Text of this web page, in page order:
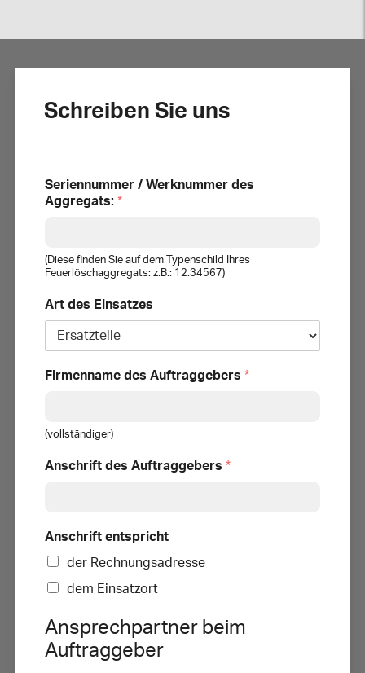
Schreiben Sie uns
Seriennummer / Werknummer des
Aggregats: *
(Diese finden Sie auf dem Typenschild Ihres
Feuerlöschaggregats: z.B.: 12.34567)
Art des Einsatzes
Firmenname des Auftraggebers *
(vollständiger)
Anschrift des Auftraggebers *
Anschrift entspricht
der Rechnungsadresse
dem Einsatzort
Ansprechpartner beim
Auftraggeber